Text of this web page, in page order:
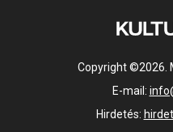
Copyright ©2026.
E-mail:
Hirdetés: